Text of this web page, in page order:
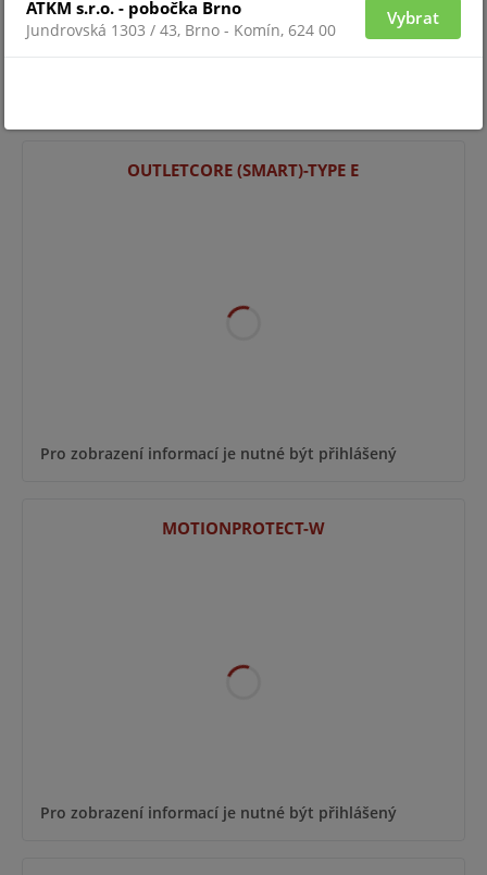
OUTLETCORE (SMART)-TYPE E
Pro zobrazení informací je nutné být přihlášený
MOTIONPROTECT-W
Pro zobrazení informací je nutné být přihlášený
ATKM s.r.o. - pobočka Brno
Jundrovská 1303 / 43, Brno - Komín, 624 00
Vybrat